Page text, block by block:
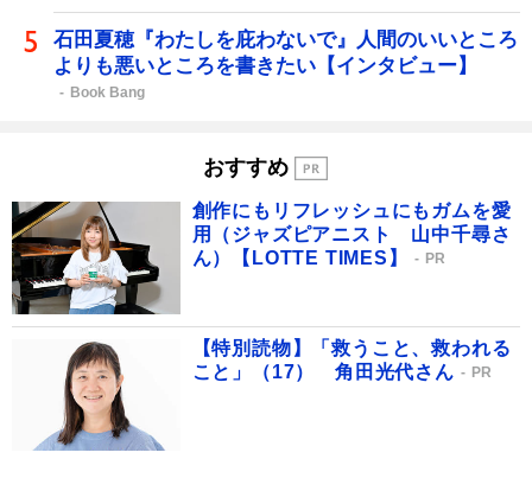
石田夏穂『わたしを庇わないで』人間のいいところ
よりも悪いところを書きたい【インタビュー】
Book Bang
おすすめ
創作にもリフレッシュにもガムを愛
用（ジャズピアニスト 山中千尋さ
ん）【LOTTE TIMES】
PR
【特別読物】「救うこと、救われる
こと」（17） 角田光代さん
PR